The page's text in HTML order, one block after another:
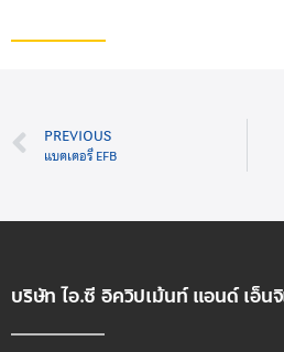
PREVIOUS
แบตเตอรี่ EFB
บริษัท ไอ.ซี อิควิปเม้นท์ แอนด์ เอ็น